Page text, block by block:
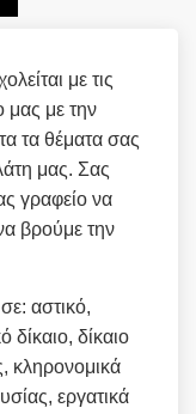
με τις
μας με την
τα θέματα σας
μας. Σας
γραφείο να
βρούμε την
αστικό,
δίκαιο, δίκαιο
κληρονομικά
εργατικά